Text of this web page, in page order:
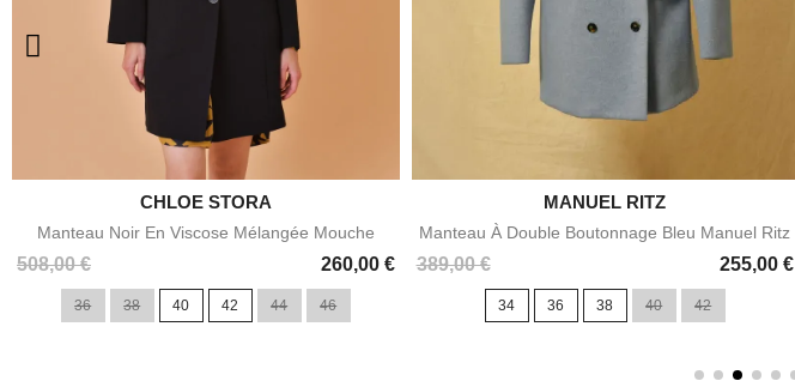
Aperçu rapide
CHLOE STORA
Manteau Noir En Viscose Mélangée Mouche
508,00 € 260,00 €
Prix
36 38 40 42 44 46
Aperçu rapide
MANUEL RITZ
Manteau À Double Boutonnage Bleu Manuel Ritz
389,00 € 255,00 €
Prix
34 36 38 40 42